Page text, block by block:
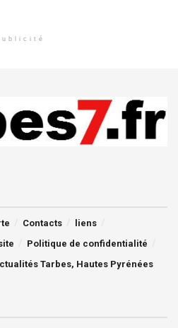
Contacts
liens
Politique de confidentialité
Tarbes, Hautes Pyrénées